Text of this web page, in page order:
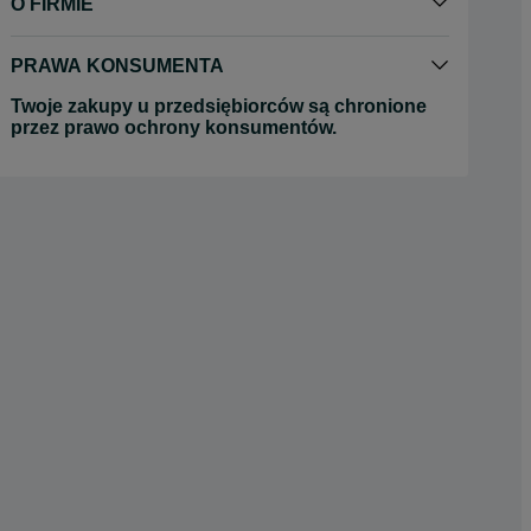
O FIRMIE
PRAWA KONSUMENTA
Twoje zakupy u przedsiębiorców są chronione
przez prawo ochrony konsumentów.